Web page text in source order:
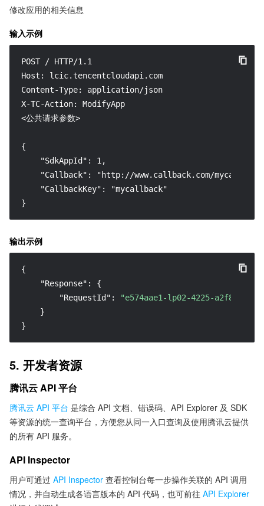
修改应用的相关信息
输入示例
POST / HTTP/1.1
Host: lcic.tencentcloudapi.com
Content-Type: application/json
X-TC-Action: ModifyApp
<公共请求参数>
{
    "SdkAppId": 1,
"Callback": "http://www.callback.com/
    "CallbackKey": "mycallback"
}
输出示例
{
"Response" :
{
"RequestId" :
"e574aae1-lp02-4225-a2f8-
}
}
5. 开发者资源
腾讯云 API 平台
腾讯云 API 平台 是综合 API 文档、错误码、API Explorer 及 SDK
等资源的统一查询平台，方便您从同一入口查询及使用腾讯云提供
的所有 API 服务。
API Inspector
用户可通过 API Inspector 查看控制台每一步操作关联的 API 调用
情况，并自动生成各语言版本的 API 代码，也可前往 API Explorer